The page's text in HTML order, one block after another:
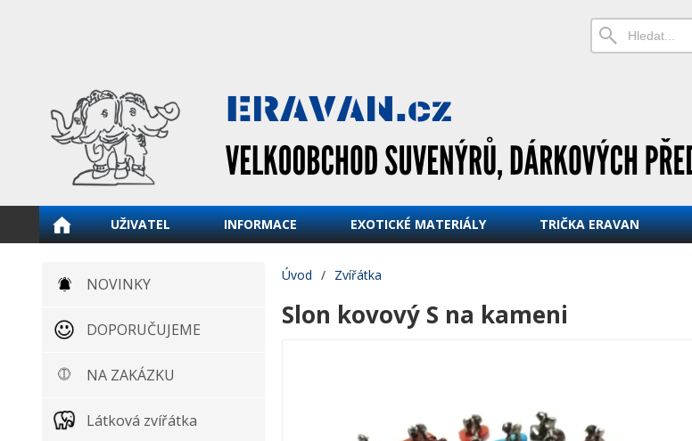
UŽIVATEL INFORMACE EXOTICKÉ MATERIÁLY TRIČKA ERAVAN
NOVINKY
DOPORUČUJEME
NA ZAKÁZKU
Látková zvířátka
Úvod / Zvířátka
Slon kovový S na kameni